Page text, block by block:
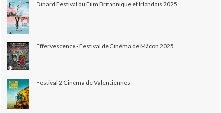
Dinard Festival du Film Britannique et Irlandais 2025
Effervescence - Festival de Cinéma de Mâcon 2025
Festival 2 Cinéma de Valenciennes